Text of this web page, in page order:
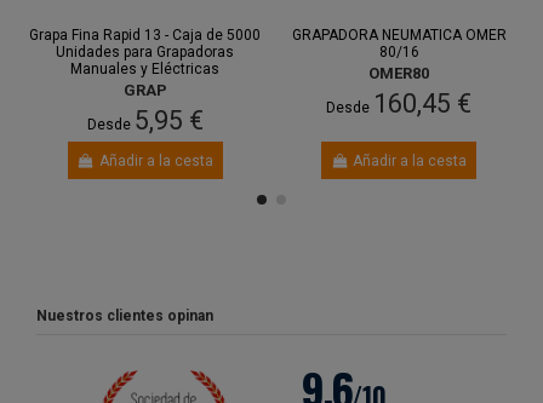
Grapa Fina Rapid 13 - Caja de 5000
Unidades para Grapadoras
Manuales y Eléctricas
GRAP
Desde 5,95 €
Añadir a la cesta
GRAPADORA NEUMATICA OMER
80/16
OMER80
Desde 160,45 €
Añadir a la cesta
Nuestros clientes opinan